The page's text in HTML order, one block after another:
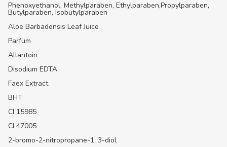
Phenoxyethanol, Methylparaben, Ethylparaben,Propylparaben,
Butylparaben, Isobutylparaben
Aloe Barbadensis Leaf Juice
Parfum
Allantoin
Disodium EDTA
Faex Extract
BHT
CI 15985
CI 47005
2-bromo-2-nitropropane-1, 3-diol